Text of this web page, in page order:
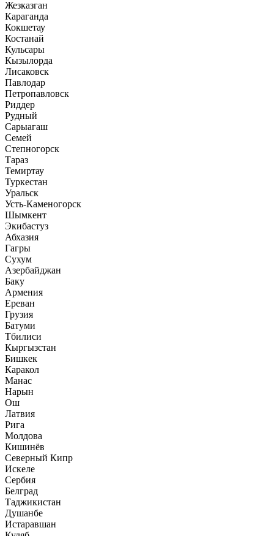
Жезказган
Караганда
Кокшетау
Костанай
Кульсары
Кызылорда
Лисаковск
Павлодар
Петропавловск
Риддер
Рудный
Сарыагаш
Семей
Степногорск
Тараз
Темиртау
Туркестан
Уральск
Усть-Каменогорск
Шымкент
Экибастуз
Абхазия
Гагры
Сухум
Азербайджан
Баку
Армения
Ереван
Грузия
Батуми
Тбилиси
Кыргызстан
Бишкек
Каракол
Манас
Нарын
Ош
Латвия
Рига
Молдова
Кишинёв
Северный Кипр
Искеле
Сербия
Белград
Таджикистан
Душанбе
Истаравшан